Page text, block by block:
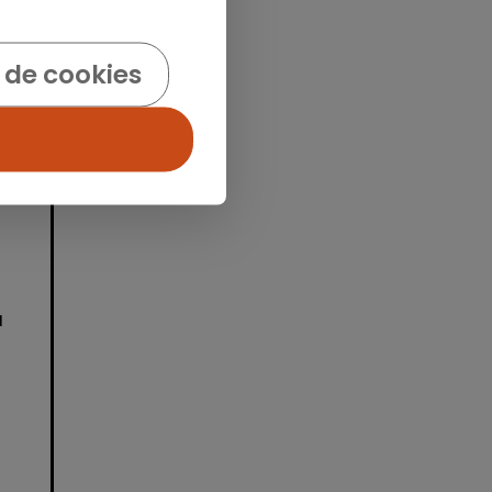
cookies